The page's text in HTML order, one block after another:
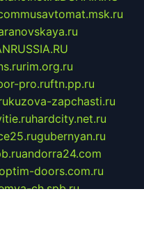
musavtomat.msk.ru
rim.org.ru
pro.ruftn.pp.ru
kuzova-zapchasti.ru
hardcity.net.ru
gubernyan.ru
andorra24.com
doors.com.ru
ch.spb.ru